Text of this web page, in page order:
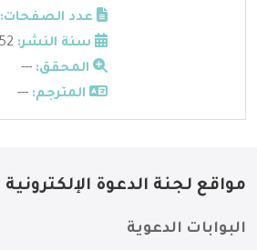
عدد الصفحات:
سنة النشر:
المحقق: ---
المترجم: ---
مواقع لجنة الدعوة الإلكترونية
البوابات الدعوية